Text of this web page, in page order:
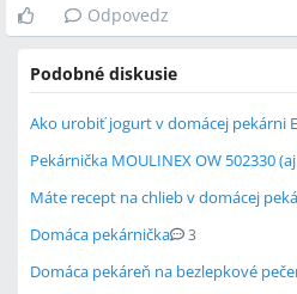
Odpovedz
Podobné diskusie
Ako urobiť jogurt v domácej pekárni
Máte recept na chlieb v domácej
Domáca pekárnička 3
Domáca pekáreň na bezlepkové